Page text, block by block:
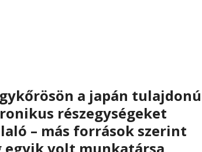
a japán tulajdonú
részegységeket
– más források szerint